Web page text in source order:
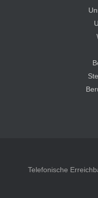
Telefonische